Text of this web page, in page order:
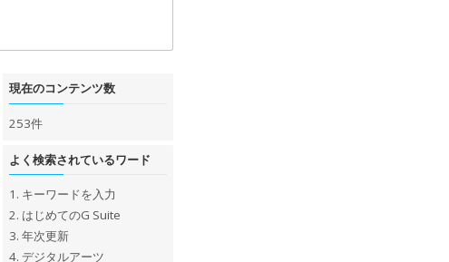
現在のコンテンツ数
253件
よく検索されているワード
1. キーワードを入力
2. はじめてのG Suite
3.年次更新
4.デジタルアーツ